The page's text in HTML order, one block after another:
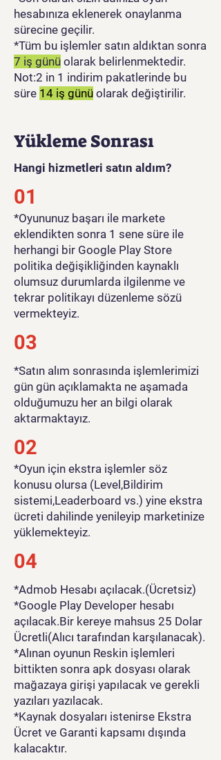
hesabınıza eklenerek onaylanma
sürecine geçilir.
*Tüm bu işlemler satın aldıktan sonra
7 iş günü olarak belirlenmektedir.
Not:2 in 1 indirim pakatlerinde bu
süre 14 iş günü olarak değiştirilir.
Yükleme Sonrası
Hangi hizmetleri satın aldım?
01
​*Oyununuz başarı ile markete
eklendikten sonra 1 sene süre ile
herhangi bir Google Play Store
politika değişikliğinden kaynaklı
olumsuz durumlarda ilgilenme ve
tekrar politikayı düzenleme sözü
vermekteyiz.
03
*Satın alım sonrasında işlemlerimizi
gün gün açıklamakta ne aşamada
olduğumuzu her an bilgi olarak
aktarmaktayız.
02
*Oyun için ekstra işlemler söz
konusu olursa (Level,Bildirim
sistemi,Leaderboard vs.) yine ekstra
ücreti dahilinde yenileyip marketinize
yüklemekteyiz.
04
*Admob Hesabı açılacak.(Ücretsiz)
*Google Play Developer hesabı
açılacak.Bir kereye mahsus 25 Dolar
Ücretli(Alıcı tarafından karşılanacak).
*Alınan oyunun Reskin işlemleri
bittikten sonra apk dosyası olarak
mağazaya girişi yapılacak ve gerekli
yazıları yazılacak.
*Kaynak dosyaları istenirse Ekstra
Ücret ve Garanti kapsamı dışında
kalacaktır.